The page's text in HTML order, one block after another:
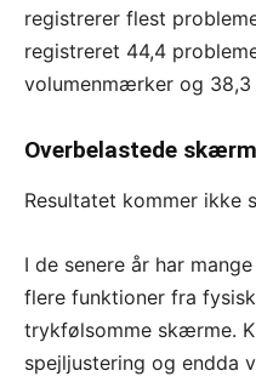
registrerer flest
registreret 44,4
volumenmærker og
Overbelastede
Resultatet kommer ikke
I de senere år har
flere funktioner fra
trykfølsomme skærme.
spejljustering og endda